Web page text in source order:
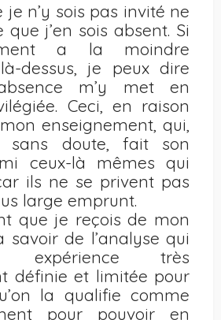
je n’y sois pas invité ne
j’en sois absent. Si
a la moindre
dessus, je peux dire
m’y met en
Ceci, en raison
enseignement, qui,
sans doute, fait son
ceux-là mêmes qui
ils ne se privent pas
large emprunt.
que je reçois de mon
savoir de l’analyse qui
très
définie et limitée pour
la qualifie comme
pour pouvoir en